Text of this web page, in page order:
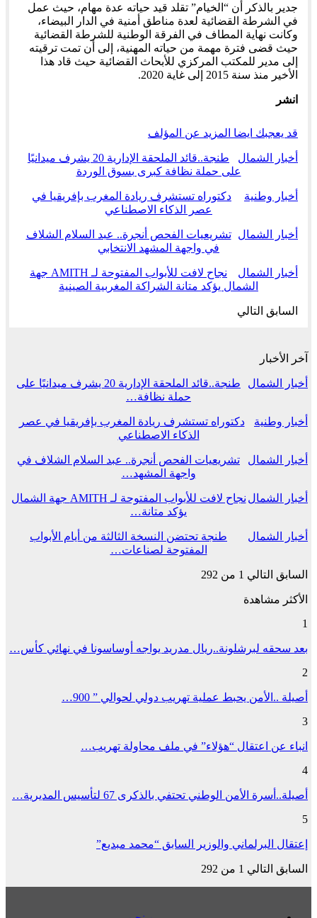
جدير بالذكر أن “الخيام” تقلد قيد حياته عدة مهام، حيث عمل
في الشرطة القضائية لعدة مناطق أمنية في الدار البيضاء،
وكانت نهاية المطاف في الفرقة الوطنية للشرطة القضائية
حيث قضى فترة مهمة من حياته المهنية، إلى أن تمت ترقيته
إلى مدير للمكتب المركزي للأبحاث القضائية حيث قاد هذا
الأخير منذ سنة 2015 إلى غاية 2020.
انشر
قد يعجبك ايضا المزيد عن المؤلف
أخبار الشمال
طنجة..قائد الملحقة الإدارية 20 يشرف ميدانيًا
على حملة نظافة كبرى بسوق الوردة
أخبار وطنية
دكتوراه تستشرف ريادة المغرب بإفريقيا في
عصر الذكاء الاصطناعي
أخبار الشمال
تشريعيات الفحص أنجرة.. عبد السلام الشلاف
في واجهة المشهد الانتخابي
أخبار الشمال
نجاح لافت للأبواب المفتوحة لـ AMITH جهة
الشمال يؤكد متانة الشراكة المغربية الصينية
السابق التالي
آخر الأخبار
أخبار الشمال
طنجة..قائد الملحقة الإدارية 20 يشرف ميدانيًا على
حملة نظافة…
أخبار وطنية
دكتوراه تستشرف ريادة المغرب بإفريقيا في عصر
الذكاء الاصطناعي
أخبار الشمال
تشريعيات الفحص أنجرة.. عبد السلام الشلاف في
واجهة المشهد…
أخبار الشمال
نجاح لافت للأبواب المفتوحة لـ AMITH جهة الشمال
يؤكد متانة…
أخبار الشمال
طنجة تحتضن النسخة الثالثة من أيام الأبواب
المفتوحة لصناعات…
السابق التالي 1 من 292
الأكثر مشاهدة
1
بعد سحقه لبرشلونة..ريال مدريد يواجه أوساسونا في نهائي كأس…
2
أصيلة ..الأمن يحبط عملية تهريب دولي لحوالي ” 900…
3
انباء عن اعتقال “هؤلاء” في ملف محاولة تهريب…
4
أصيلة..أسرة الأمن الوطني تحتفي بالذكرى 67 لتأسيس المديرية…
5
إعتقال البرلماني والوزير السابق “محمد مبديع”
السابق التالي 1 من 292